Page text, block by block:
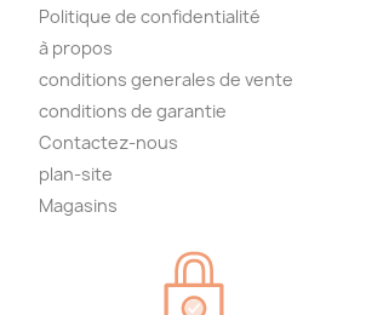
Politique de confidentialité
à propos
conditions generales de vente
conditions de garantie
Contactez-nous
plan-site
Magasins